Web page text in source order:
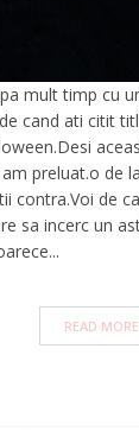
mult timp cu
cand ati citit
preluat.o de
contra.Voi de
sa incerc un
READ